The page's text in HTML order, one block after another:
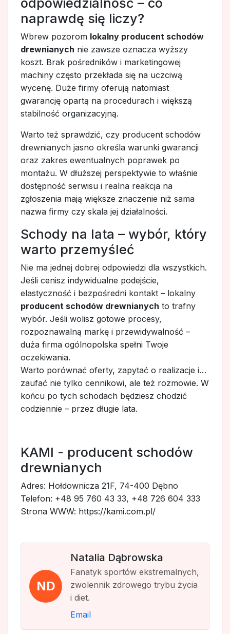
naprawdę się liczy?
Wbrew pozorom lokalny producent schodów
drewnianych nie zawsze oznacza wyższy
koszt. Brak pośredników i marketingowej
machiny często przekłada się na uczciwą
wycenę. Duże firmy oferują natomiast
gwarancję opartą na procedurach i większą
stabilność organizacyjną.
Warto też sprawdzić, czy producent schodów
drewnianych jasno określa warunki gwarancji
oraz zakres ewentualnych poprawek po
montażu. W dłuższej perspektywie to właśnie
dostępność serwisu i realna reakcja na
zgłoszenia mają większe znaczenie niż sama
nazwa firmy czy skala jej działalności.
Schody na lata – wybór, który
warto przemyśleć
Nie ma jednej dobrej odpowiedzi dla wszystkich.
Jeśli cenisz indywidualne podejście,
elastyczność i bezpośredni kontakt – lokalny
producent schodów drewnianych to trafny
wybór. Jeśli wolisz gotowe procesy,
rozpoznawalną markę i przewidywalność –
duża firma ogólnopolska spełni Twoje
oczekiwania.
Warto porównać oferty, zapytać o realizacje i…
zaufać nie tylko cennikowi, ale też rozmowie. W
końcu po tych schodach będziesz chodzić
codziennie – przez długie lata.
KAMI - producent schodów
drewnianych
Adres: Hołdownicza 21F, 74-400 Dębno
Telefon: +48 95 760 43 33, +48 726 604 333
Strona WWW: https://kami.com.pl/
ND
Natalia Dąbrowska
Fanatyk sportów ekstremalnych,
zwolennik zdrowego trybu życia
i diet.
Email